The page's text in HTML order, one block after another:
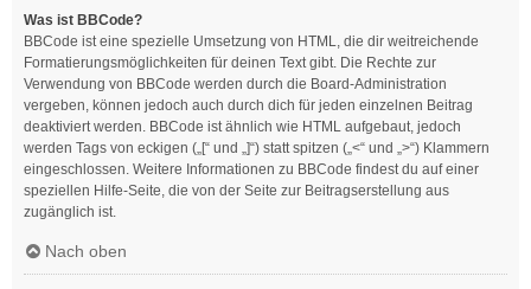
Was ist BBCode?
BBCode ist eine spezielle Umsetzung von HTML, die dir weitreichende
Formatierungsmöglichkeiten für deinen Text gibt. Die Rechte zur
Verwendung von BBCode werden durch die Board-Administration
vergeben, können jedoch auch durch dich für jeden einzelnen Beitrag
deaktiviert werden. BBCode ist ähnlich wie HTML aufgebaut, jedoch
werden Tags von eckigen („[“ und „]“) statt spitzen („<“ und „>“) Klammern
eingeschlossen. Weitere Informationen zu BBCode findest du auf einer
speziellen Hilfe-Seite, die von der Seite zur Beitragserstellung aus
zugänglich ist.
Nach oben